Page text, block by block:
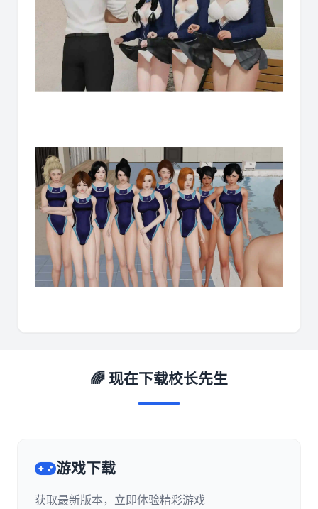
🌈 现在下载校长先生
游戏下载
获取最新版本，立即体验精彩游戏